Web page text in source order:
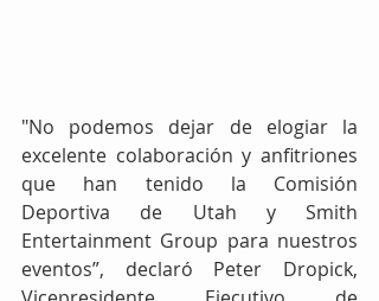
"No podemos dejar de elogiar la
excelente colaboración y anfitriones
que han tenido la Comisión
Deportiva de Utah y Smith
Entertainment Group para nuestros
eventos”, declaró Peter Dropick,